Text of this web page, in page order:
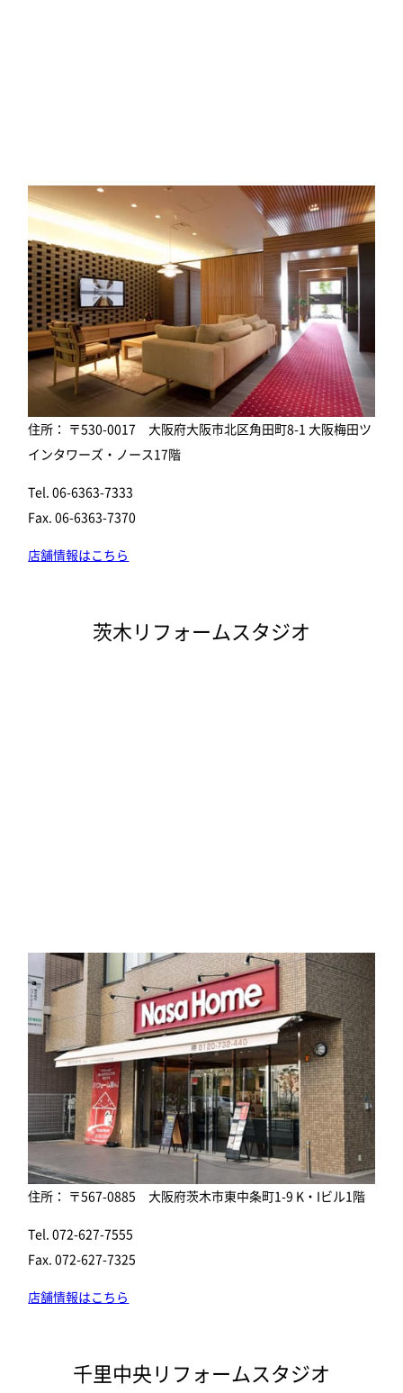
住所： 〒530-0017 大阪府大阪市北区角田町8-1 大阪梅田ツ
インタワーズ・ノース17階
Tel. 06-6363-7333
Fax. 06-6363-7370
店舗情報はこちら
茨木リフォームスタジオ
住所： 〒567-0885 大阪府茨木市東中条町1-9 K・Iビル1階
Tel. 072-627-7555
Fax. 072-627-7325
店舗情報はこちら
千里中央リフォームスタジオ